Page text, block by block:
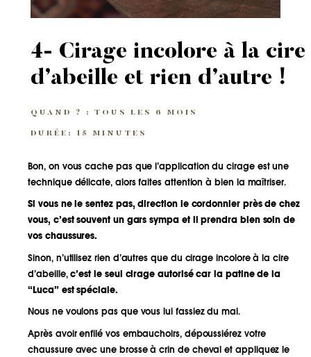
4- Cirage incolore à la cire
d’abeille et rien d’autre !
QUAND ? : TOUS LES 6 MOIS
DURÉE: 15 MINUTES
Bon, on vous cache pas que l’application du cirage est une
technique délicate, alors faites attention à bien la maîtriser.
Si vous ne le sentez pas, direction le cordonnier près de chez
vous, c’est souvent un gars sympa et il prendra bien soin de
vos chaussures.
Sinon, n’utilisez rien d’autres que du cirage incolore à la cire
d’abeille,c’est le seul cirage autorisé car la patine de la
“Luca” est spéciale.
Nous ne voulons pas que vous lui fassiez du mal.
Après avoir enfilé vos embauchoirs, dépoussiérez votre
chaussure avec une brosse à crin de cheval et appliquez le